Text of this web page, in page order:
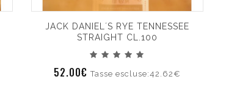
JACK DANIEL´S RYE TENNESSEE
STRAIGHT CL.100
52.00€Tasse escluse:42.62€